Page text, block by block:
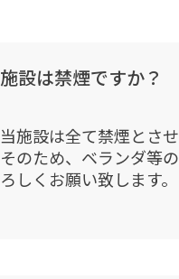
施設は禁煙ですか？
当施設は全て禁煙とさ
そのため、ベランダ等
ろしくお願い致します。